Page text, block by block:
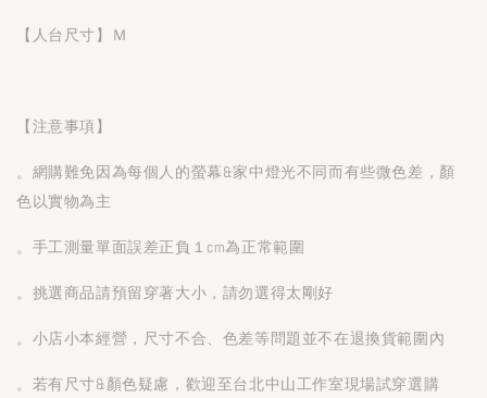
【人台尺寸】Ｍ
【注意事項】
。網購難免因為每個人的螢幕&家中燈光不同而有些微色差，顏
色以實物為主
。手工測量單面誤差正負１cm為正常範圍
。挑選商品請預留穿著大小，請勿選得太剛好
。小店小本經營，尺寸不合、色差等問題並不在退換貨範圍內
。若有尺寸&顏色疑慮，歡迎至台北中山工作室現場試穿選購